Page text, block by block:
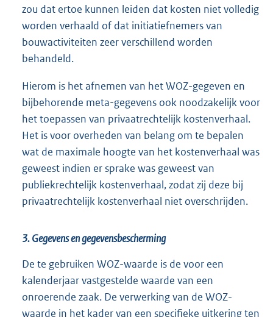
zou dat ertoe kunnen leiden dat kosten niet volledig
worden verhaald of dat initiatiefnemers van
bouwactiviteiten zeer verschillend worden
behandeld.
Hierom is het afnemen van het WOZ-gegeven en
bijbehorende meta-gegevens ook noodzakelijk voor
het toepassen van privaatrechtelijk kostenverhaal.
Het is voor overheden van belang om te bepalen
wat de maximale hoogte van het kostenverhaal was
geweest indien er sprake was geweest van
publiekrechtelijk kostenverhaal, zodat zij deze bij
privaatrechtelijk kostenverhaal niet overschrijden.
3. Gegevens en gegevensbescherming
De te gebruiken WOZ-waarde is de voor een
kalenderjaar vastgestelde waarde van een
onroerende zaak. De verwerking van de WOZ-
waarde in het kader van een specifieke uitkering ten